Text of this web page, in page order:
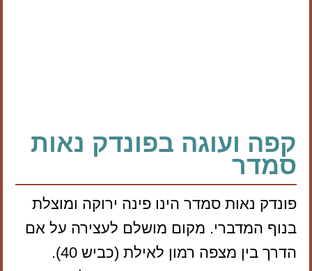
קפה ועוגה בפונדק נאות
סמדר
פונדק נאות סמדר הינו פינה ירוקה ומוצלת
בנוף המדברי. מקום מושלם לעצירה על אם
הדרך בין מצפה רמון לאילת (כביש 40).